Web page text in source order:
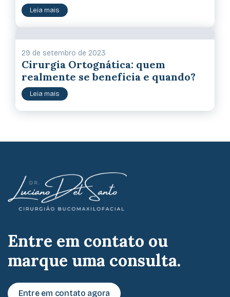
Leia mais
29 de setembro de 2023
Cirurgia Ortognática: quem
realmente se beneficia e quando?
Leia mais
Entre em contato ou
marque uma consulta.
Entre em contato agora